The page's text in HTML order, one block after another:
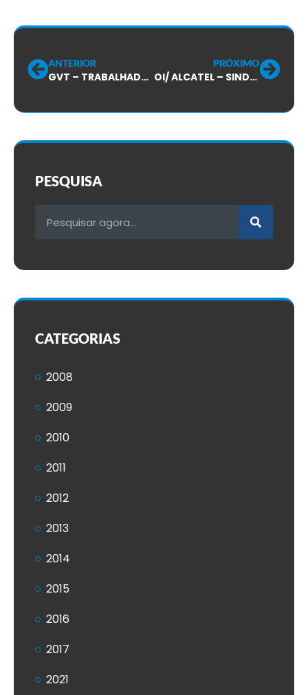
ANTERIOR
GVT – TRABALHADORES FAZEM PARALISAÇÃO RELÂMPAGO CONTRA CRUELDADES NO TRABALHO!
PRÓXIMO
OI/ ALCATEL – SINDICATO PARTICIPA DE REUNIÃO ENTRE OI E COMISSÃO DA FENATTEL!
PESQUISA
CATEGORIAS
2008
2009
2010
2011
2012
2013
2014
2015
2016
2017
2021